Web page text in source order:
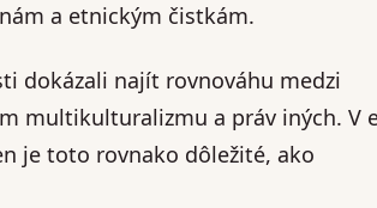
a etnickým čistkám.
dokázali najít rovnováhu medzi
multikulturalizmu a práv iných. V
je toto rovnako dôležité, ako